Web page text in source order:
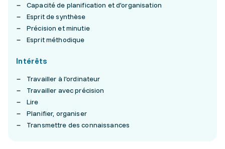
Capacité de planification et d'organisation
Esprit de synthèse
Précision et minutie
Esprit méthodique
Intérêts
Travailler à l'ordinateur
Travailler avec précision
Lire
Planifier, organiser
Transmettre des connaissances